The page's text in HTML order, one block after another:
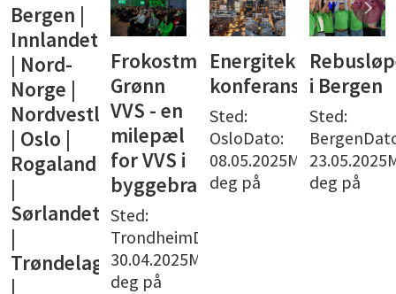
Bergen |
Innlandet
| Nord-
Norge |
Nordvestlandet
| Oslo |
Rogaland
Sørlandet
Trøndelag
Frokostmøte:
Grønn
VVS - en
milepæl
for VVS i
byggebransjen
Sted:
TrondheimDato:
30.04.2025Meld
deg på
Energiteknisk
konferanse
Sted:
OsloDato:
08.05.2025Meld
deg på
i Bergen
Sted:
BergenDato:
deg på